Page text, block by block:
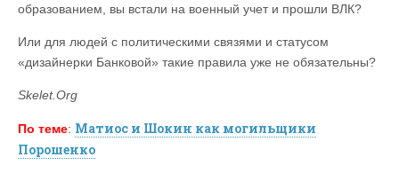
образованием, вы встали на военный учет и прошли ВЛК?
Или для людей с политическими связями и статусом
«дизайнерки Банковой» такие правила уже не обязательны?
Skelet.Org
По теме: Матиос и Шокин как могильщики
Порошенко